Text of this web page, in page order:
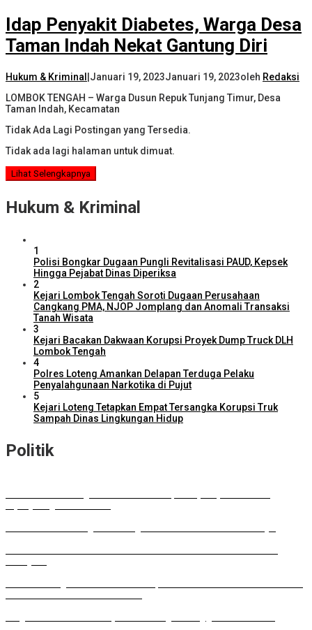
Idap Penyakit Diabetes, Warga Desa
Taman Indah Nekat Gantung Diri
Hukum & Kriminal Januari 19, 2023Januari 19, 2023oleh Redaksi
LOMBOK TENGAH – Warga Dusun Repuk Tunjang Timur, Desa
Taman Indah, Kecamatan
Tidak Ada Lagi Postingan yang Tersedia.
Tidak ada lagi halaman untuk dimuat.
Lihat Selengkapnya
Hukum & Kriminal
1
Polisi Bongkar Dugaan Pungli Revitalisasi PAUD, Kepsek
Hingga Pejabat Dinas Diperiksa
2
Kejari Lombok Tengah Soroti Dugaan Perusahaan
Cangkang PMA, NJOP Jomplang dan Anomali Transaksi
Tanah Wisata
3
Kejari Bacakan Dakwaan Korupsi Proyek Dump Truck DLH
Lombok Tengah
4
Polres Loteng Amankan Delapan Terduga Pelaku
Penyalahgunaan Narkotika di Pujut
5
Kejari Loteng Tetapkan Empat Tersangka Korupsi Truk
Sampah Dinas Lingkungan Hidup
Politik